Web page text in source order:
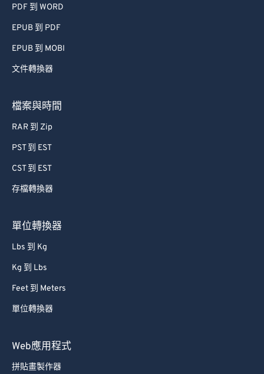
PDF 到 WORD
EPUB 到 PDF
EPUB 到 MOBI
文件轉換器
檔案與時間
RAR 到 Zip
PST 到 EST
CST 到 EST
存檔轉換器
單位轉換器
Lbs 到 Kg
Kg 到 Lbs
Feet 到 Meters
單位轉換器
Web應用程式
拼貼畫製作器